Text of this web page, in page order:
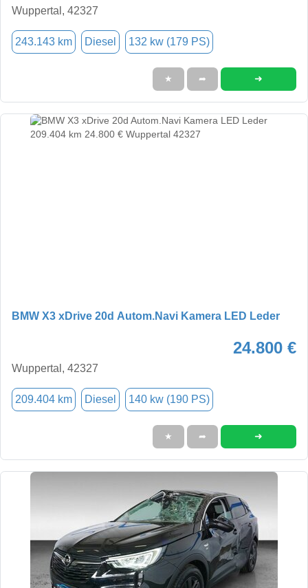
Wuppertal, 42327
243.143 km Diesel 132 kw (179 PS)
★ ➦ ➜
BMW X3 xDrive 20d Autom.Navi Kamera LED Leder
24.800 €
Wuppertal, 42327
209.404 km Diesel 140 kw (190 PS)
★ ➦ ➜